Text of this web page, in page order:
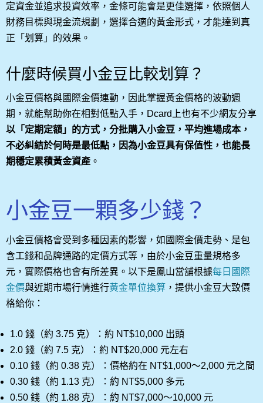
定資金並追求投資效率，金條可能會是更佳選擇，依照個人
財務目標與現金流規劃，選擇合適的黃金形式，才能達到真
正「划算」的效果。
什麼時候買小金豆比較划算？
小金豆價格與國際金價連動，因此掌握黃金價格的波動週
期，就能幫助你在相對低點入手，Dcard上也有不少網友分享
以「定期定額」的方式，分批購入小金豆，平均進場成本，
不必糾結於何時是最低點，因為小金豆具有保值性，也能長
期穩定累積黃金資產 。
小金豆一顆多少錢？
小金豆價格會受到多種因素的影響，如國際金價走勢、是包
含工錢和品牌通路的定價方式等，由於小金豆重量規格多
元，實際價格也會有所差異。以下是鳳山當舖根據每日國際
金價與近期市場行情進行黃金單位換算 ，提供小金豆大致價
格給你：
1.0 錢（約 3.75 克）：約 NT$10,000 出頭
2.0 錢（約 7.5 克）：約 NT$20,000 元左右
0.10 錢（約 0.38 克）：價格約在 NT$1,000～2,000 元之間
0.30 錢（約 1.13 克）：約 NT$5,000 多元
0.50 錢（約 1.88 克）：約 NT$7,000～10,000 元